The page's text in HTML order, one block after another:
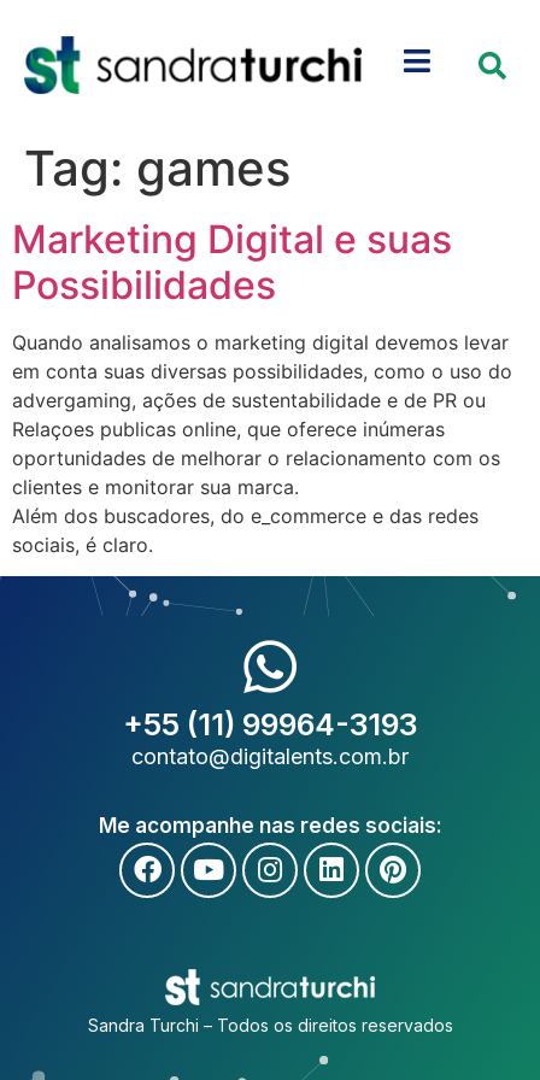
Tag: games
Marketing Digital e suas
Possibilidades
Quando analisamos o marketing digital devemos levar
em conta suas diversas possibilidades, como o uso do
advergaming, ações de sustentabilidade e de PR ou
Relaçoes publicas online, que oferece inúmeras
oportunidades de melhorar o relacionamento com os
clientes e monitorar sua marca.
Além dos buscadores, do e_commerce e das redes
sociais, é claro.
+55 (11) 99964-3193
contato@digitalents.com.br
Me acompanhe nas redes sociais:
Sandra Turchi – Todos os direitos reservados